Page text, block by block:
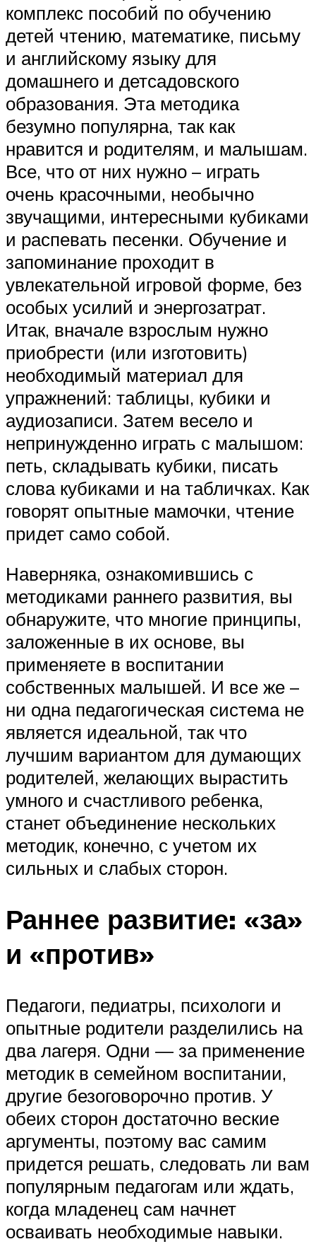
комплекс пособий по обучению
детей чтению, математике, письму
и английскому языку для
домашнего и детсадовского
образования. Эта методика
безумно популярна, так как
нравится и родителям, и малышам.
Все, что от них нужно – играть
очень красочными, необычно
звучащими, интересными кубиками
и распевать песенки. Обучение и
запоминание проходит в
увлекательной игровой форме, без
особых усилий и энергозатрат.
Итак, вначале взрослым нужно
приобрести (или изготовить)
необходимый материал для
упражнений: таблицы, кубики и
аудиозаписи. Затем весело и
непринужденно играть с малышом:
петь, складывать кубики, писать
слова кубиками и на табличках. Как
говорят опытные мамочки, чтение
придет само собой.
Наверняка, ознакомившись с
методиками раннего развития, вы
обнаружите, что многие принципы,
заложенные в их основе, вы
применяете в воспитании
собственных малышей. И все же –
ни одна педагогическая система не
является идеальной, так что
лучшим вариантом для думающих
родителей, желающих вырастить
умного и счастливого ребенка,
станет объединение нескольких
методик, конечно, с учетом их
сильных и слабых сторон.
Раннее развитие: «за»
и «против»
Педагоги, педиатры, психологи и
опытные родители разделились на
два лагеря. Одни — за применение
методик в семейном воспитании,
другие безоговорочно против. У
обеих сторон достаточно веские
аргументы, поэтому вас самим
придется решать, следовать ли вам
популярным педагогам или ждать,
когда младенец сам начнет
осваивать необходимые навыки.